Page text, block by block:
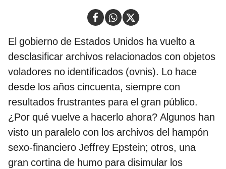
El gobierno de Estados Unidos ha vuelto a
desclasificar archivos relacionados con objetos
voladores no identificados (ovnis). Lo hace
desde los años cincuenta, siempre con
resultados frustrantes para el gran público.
¿Por qué vuelve a hacerlo ahora? Algunos han
visto un paralelo con los archivos del hampón
sexo-financiero Jeffrey Epstein; otros, una
gran cortina de humo para disimular los